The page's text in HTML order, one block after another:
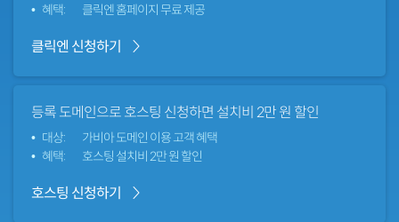
혜택:
클릭엔 홈페이지 무료 제공
클릭엔 신청하기
등록 도메인으로 호스팅 신청하면 설치비 2만 원 할인
대상:
가비아 도메인 이용 고객 혜택
혜택:
호스팅 설치비 2만 원 할인
호스팅 신청하기